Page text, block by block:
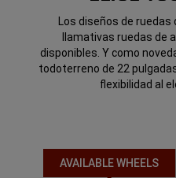
Los diseños de
llamativas ruedas de
disponibles. Y como
todoterreno de 22
flexibilidad al
AVAILABLE WHEELS